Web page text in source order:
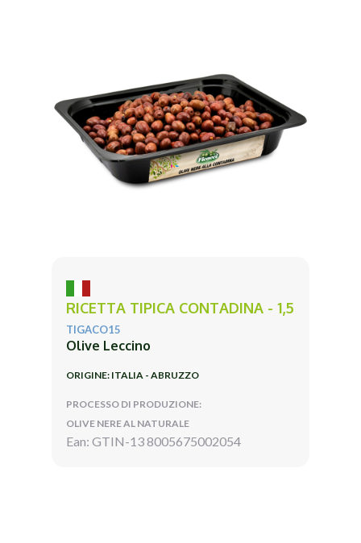
RICETTA TIPICA CONTADINA - 1,5
TIGACO15
Olive Leccino
ORIGINE: ITALIA - ABRUZZO
PROCESSO DI PRODUZIONE:
OLIVE NERE AL NATURALE
Ean: GTIN-13 8005675002054